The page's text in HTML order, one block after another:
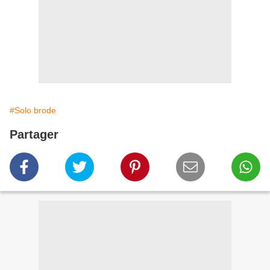
#Solo brode
Partager